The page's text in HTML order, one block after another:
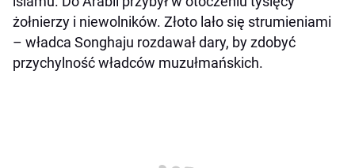
żołnierzy i niewolników. Złoto lało się strumieniami
– władca Songhaju rozdawał dary, by zdobyć
przychylność władców muzułmańskich.